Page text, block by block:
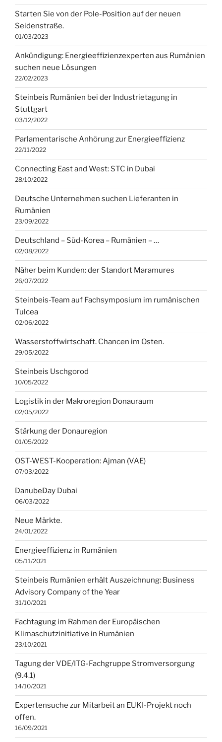
Starten Sie von der Pole-Position auf der neuen
Seidenstraße.
01/03/2023
Ankündigung: Energieeffizienzexperten aus Rumänien
suchen neue Lösungen
22/02/2023
Steinbeis Rumänien bei der Industrietagung in
Stuttgart
03/12/2022
Parlamentarische Anhörung zur Energieeffizienz
22/11/2022
Connecting East and West: STC in Dubai
28/10/2022
Deutsche Unternehmen suchen Lieferanten in
Rumänien
23/09/2022
Deutschland – Süd-Korea – Rumänien – …
02/08/2022
Näher beim Kunden: der Standort Maramures
26/07/2022
Steinbeis-Team auf Fachsymposium im rumänischen
Tulcea
02/06/2022
Wasserstoffwirtschaft. Chancen im Osten.
29/05/2022
Steinbeis Uschgorod
10/05/2022
Logistik in der Makroregion Donauraum
02/05/2022
Stärkung der Donauregion
01/05/2022
OST-WEST-Kooperation: Ajman (VAE)
07/03/2022
DanubeDay Dubai
06/03/2022
Neue Märkte.
24/01/2022
Energieeffizienz in Rumänien
05/11/2021
Steinbeis Rumänien erhält Auszeichnung: Business
Advisory Company of the Year
31/10/2021
Fachtagung im Rahmen der Europäischen
Klimaschutzinitiative in Rumänien
23/10/2021
Tagung der VDE/ITG-Fachgruppe Stromversorgung
(9.4.1)
14/10/2021
Expertensuche zur Mitarbeit an EUKI-Projekt noch
offen.
16/09/2021